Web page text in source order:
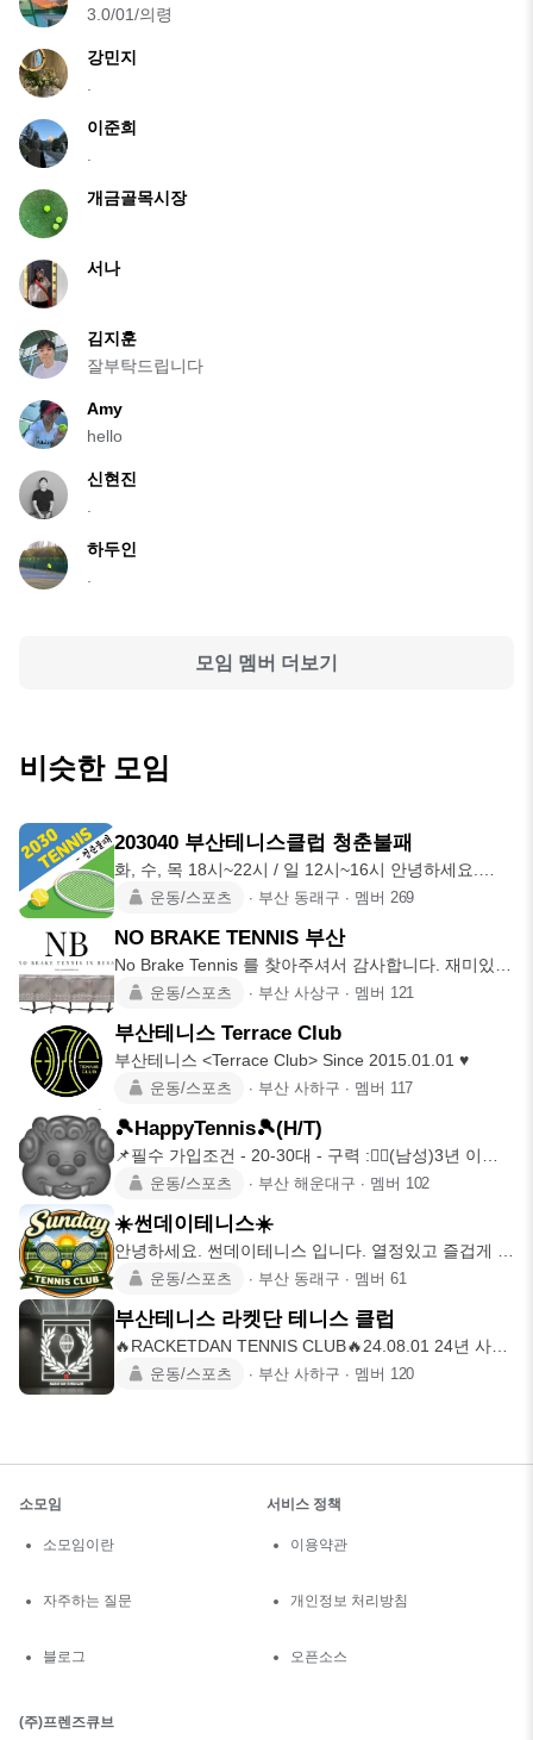
3.0/01/의령
강민지
이준희
개금골목시장
서나
김지훈
잘부탁드립니다
Amy
hello
신현진
하두인
모임 멤버 더보기
비슷한 모임
203040 부산테니스클럽 청춘불패
화, 수, 목 18시~22시 / 일 12시~16시 안녕하세요.
2030 운동/스포츠 ∙ 부산 동래구 ∙ 멤버 269
NO BRAKE TENNIS 부산
No Brake Tennis 를 찾아주셔서 감사합니다. 재미있는
테니 운동/스포츠 ∙ 부산 사상구 ∙ 멤버 121
부산테니스 Terrace Club
부산테니스 <Terrace Club> Since 2015.01.01 ♥
운동/스포츠 ∙ 부산 사하구 ∙ 멤버 117
🎾HappyTennis🎾(H/T)
📌필수 가입조건 - 20-30대 - 구력 :🙆‍♂️(남성)3년 이상,
운동/스포츠 ∙ 부산 해운대구 ∙ 멤버 102
☀️썬데이테니스☀️
안녕하세요. 썬데이테니스 입니다. 열정있고 즐겁게 치
실 분들의 가입을 기
운동/스포츠 ∙ 부산 동래구 ∙ 멤버 61
부산테니스 라켓단 테니스 클럽
🔥RACKETDAN TENNIS CLUB🔥24.08.01 24년 사상
운동/스포츠 ∙ 부산 사하구 ∙ 멤버 120
소모임
소모임이란
자주하는 질문
블로그
서비스 정책
이용약관
개인정보 처리방침
오픈소스
(주)프렌즈큐브